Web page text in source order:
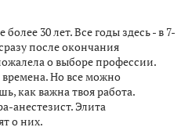
30 лет. Все годы здесь - в 7-
после окончания
о выборе профессии.
Но все можно
как важна твоя работа.
анестезист. Элита
о них.